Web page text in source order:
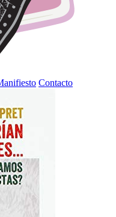
Contacto